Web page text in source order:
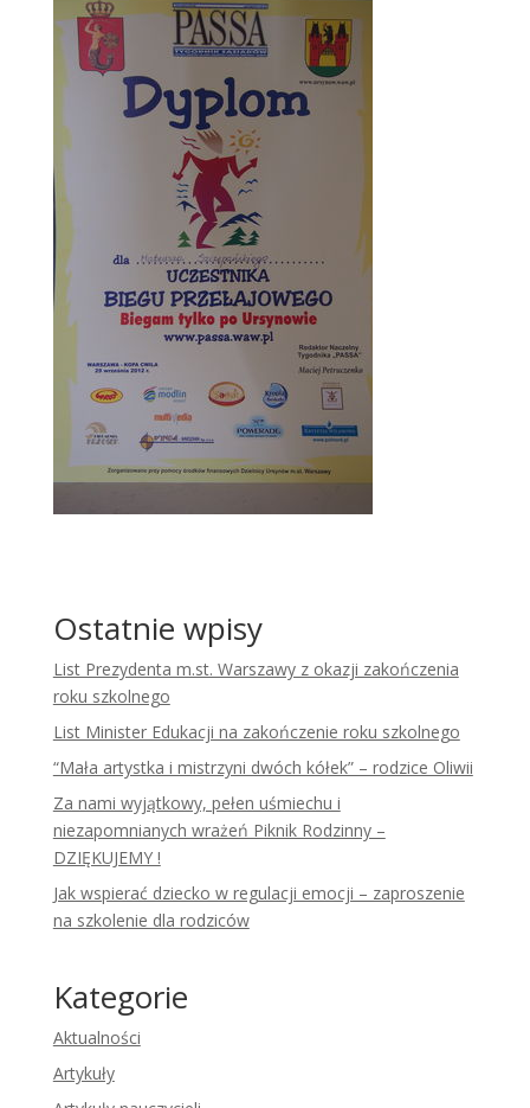
Ostatnie wpisy
List Prezydenta m.st. Warszawy z okazji zakończenia
roku szkolnego
List Minister Edukacji na zakończenie roku szkolnego
“Mała artystka i mistrzyni dwóch kółek” – rodzice Oliwii
Za nami wyjątkowy, pełen uśmiechu i
niezapomnianych wrażeń Piknik Rodzinny –
DZIĘKUJEMY !
Jak wspierać dziecko w regulacji emocji – zaproszenie
na szkolenie dla rodziców
Kategorie
Aktualności
Artykuły